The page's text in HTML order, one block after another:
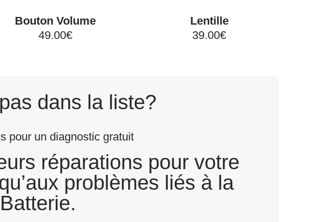
Bouton Volume
49.00€
Lentille
39.00€
dans la liste?
pour un diagnostic gratuit
réparations pour votre
problèmes liés à la